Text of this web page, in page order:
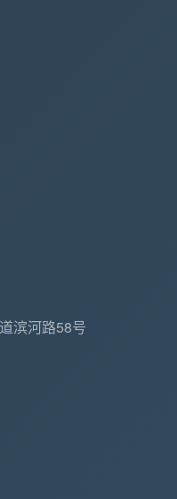
——最核心的
。
，最后才处理地面。
。
踩踏造成二次污染。
伤。
滨河路58号